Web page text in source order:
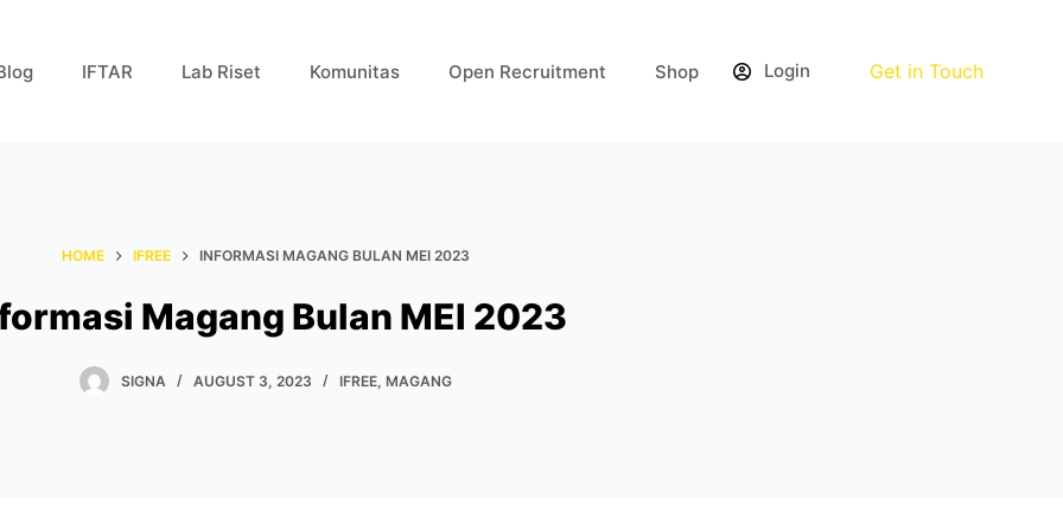
IFTAR Lab Riset Komunitas Open Recruitment Shop Login Get in Touch
HOME IFREE INFORMASI MAGANG BULAN MEI 2023
Magang Bulan MEI 2023
SIGNA AUGUST 3, 2023 IFREE, MAGANG